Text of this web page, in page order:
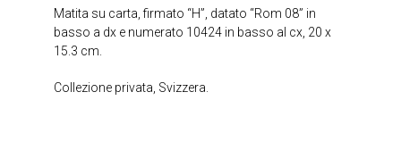
Matita su carta, firmato “H”, datato “Rom 08” in
basso a dx e numerato 10424 in basso al cx, 20 x
15.3 cm.
Collezione privata, Svizzera.